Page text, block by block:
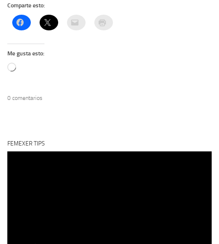
Comparte esto:
Me gusta esto:
Cargando...
0 comentarios
FEMEXER TIPS